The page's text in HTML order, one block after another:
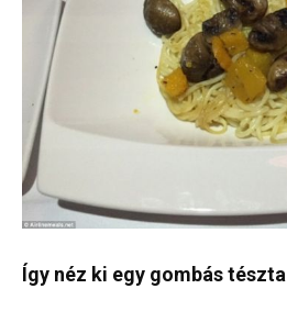
Így néz ki egy gombás tészta